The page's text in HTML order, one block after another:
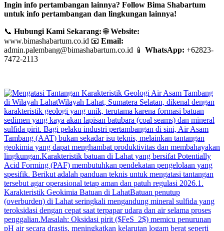
Ingin info pertambangan lainnya? Follow Bima Shabartum
untuk info pertambangan dan lingkungan lainnya!
📞 Hubungi Kami Sekarang:🌐Website:
www.bimashabartum.co.id 📧 Email:
admin.palembang@bimashabartum.co.id 📱 WhatsApp: +62823-
7472-2113